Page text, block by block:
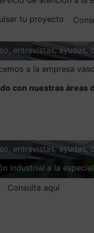
tu proyecto
entrevistas, ayudas,
a la empresa
con nuestras áreas
entrevistas, ayudas,
industrial a la
Consulta aquí